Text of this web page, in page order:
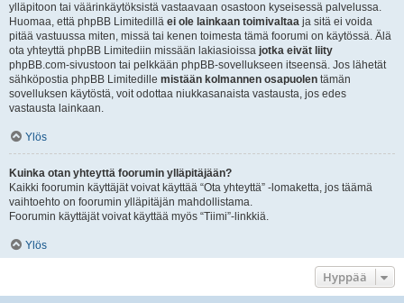
ylläpitoon tai väärinkäytöksistä vastaavaan osastoon kyseisessä palvelussa.
Huomaa, että phpBB Limitedillä ei ole lainkaan toimivaltaa ja sitä ei voida
pitää vastuussa miten, missä tai kenen toimesta tämä foorumi on käytössä. Älä
ota yhteyttä phpBB Limitediin missään lakiasioissa jotka eivät liity
phpBB.com-sivustoon tai pelkkään phpBB-sovellukseen itseensä. Jos lähetät
sähköpostia phpBB Limitedille mistään kolmannen osapuolen tämän
sovelluksen käytöstä, voit odottaa niukkasanaista vastausta, jos edes
vastausta lainkaan.
Ylös
Kuinka otan yhteyttä foorumin ylläpitäjään?
Kaikki foorumin käyttäjät voivat käyttää “Ota yhteyttä” -lomaketta, jos täämä
vaihtoehto on foorumin ylläpitäjän mahdollistama.
Foorumin käyttäjät voivat käyttää myös “Tiimi”-linkkiä.
Ylös
Hyppää